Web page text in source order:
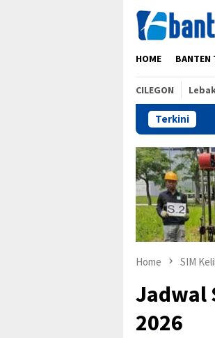
content
HOME BANTEN
CILEGON
Terkini
Home SIM
Jadwal
2026